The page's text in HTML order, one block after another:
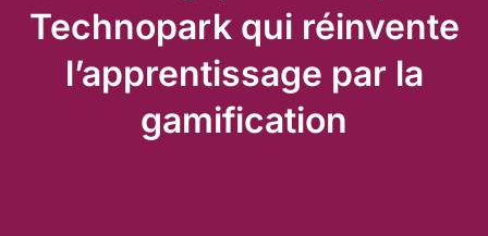
Technopark qui réinvente
l’apprentissage par la
gamification